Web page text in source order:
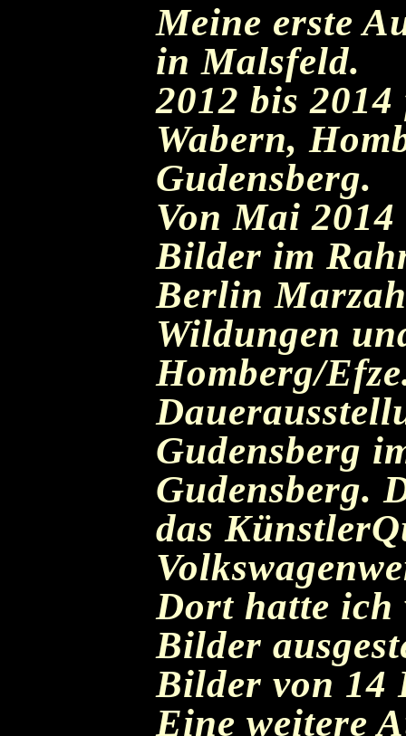
Meine erste
in Malsfeld.
2012 bis
Wabern,
Gudensberg.
Von Mai
Bilder im
Berlin
Wildungen
Homberg/
Gudensberg
Gudensberg.
das
Dort hatte ich
Bilder
Bilder von 14
Eine weitere